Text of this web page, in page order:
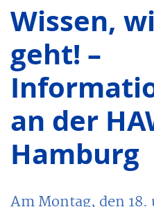
Wissen,
geht! –
an der
Hamburg
Am Montag, den